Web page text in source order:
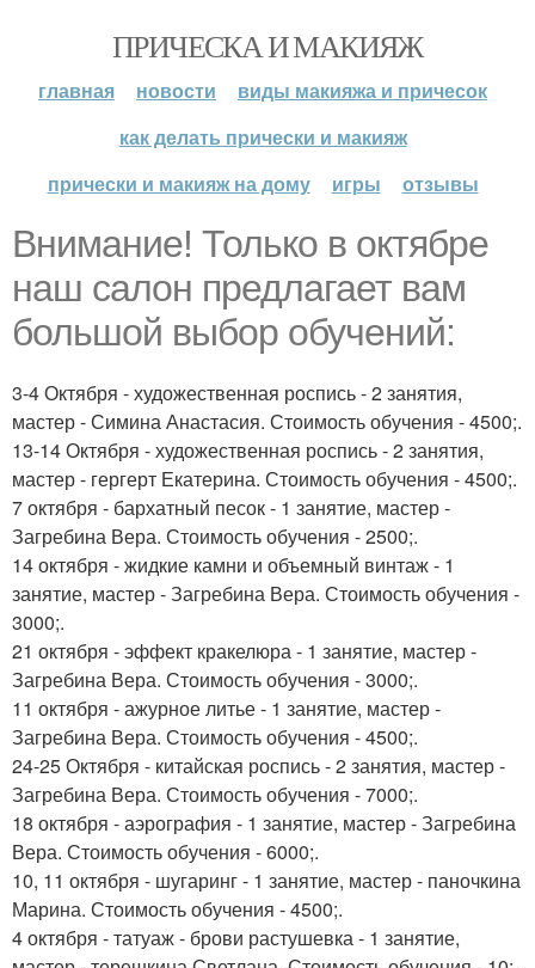
ПРИЧЕСКА И МАКИЯЖ
главная новости
виды макияжа и причесок
как делать прически и макияж
прически и макияж на дому
игры отзывы
Внимание! Только в октябре
наш салон предлагает вам
большой выбор обучений:
3-4 Октября - художественная роспись - 2 занятия,
мастер - Симина Анастасия. Стоимость обучения - 4500;.
13-14 Октября - художественная роспись - 2 занятия,
мастер - гергерт Екатерина. Стоимость обучения - 4500;.
7 октября - бархатный песок - 1 занятие, мастер -
Загребина Вера. Стоимость обучения - 2500;.
14 октября - жидкие камни и объемный винтаж - 1
занятие, мастер - Загребина Вера. Стоимость обучения -
3000;.
21 октября - эффект кракелюра - 1 занятие, мастер -
Загребина Вера. Стоимость обучения - 3000;.
11 октября - ажурное литье - 1 занятие, мастер -
Загребина Вера. Стоимость обучения - 4500;.
24-25 Октября - китайская роспись - 2 занятия, мастер -
Загребина Вера. Стоимость обучения - 7000;.
18 октября - аэрография - 1 занятие, мастер - Загребина
Вера. Стоимость обучения - 6000;.
10, 11 октября - шугаринг - 1 занятие, мастер - паночкина
Марина. Стоимость обучения - 4500;.
4 октября - татуаж - брови растушевка - 1 занятие,